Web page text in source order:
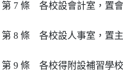
第 7 條 各校設會計室，置
第 8 條 各校設人事室，置
第 9 條 各校得附設補習學